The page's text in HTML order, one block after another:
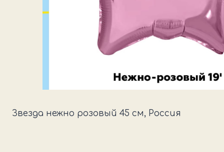
Звезда нежно розовый 45 см, Россия